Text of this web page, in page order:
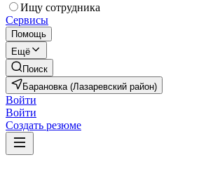
Ищу сотрудника
Сервисы
Помощь
Ещё
Поиск
Барановка (Лазаревский район)
Войти
Войти
Создать резюме